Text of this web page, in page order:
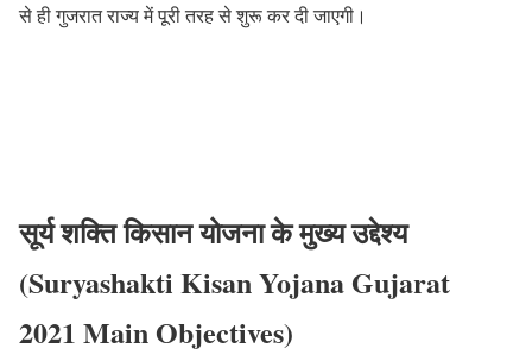
से ही गुजरात राज्य में पूरी तरह से शुरू कर दी जाएगी।
सूर्य शक्ति किसान योजना के मुख्य उद्देश्य
(Suryashakti Kisan Yojana Gujarat
2021 Main Objectives)